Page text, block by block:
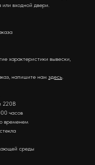
входной двери.
характеристики вывески,
напишите нам здесь.
220В
часов
временем
среды